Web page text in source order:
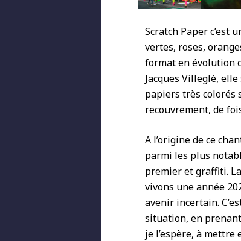
Scratch Paper c’est
vertes, roses,
format en évolution
Jacques Villeglé,
papiers très colorés
recouvrement, de
A l’origine de ce
parmi les plus
premier et graffiti.
vivons une année
avenir incertain.
situation, en
je l’espère, à